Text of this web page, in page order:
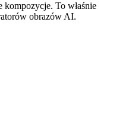
kompozycje. To właśnie
obrazów AI.